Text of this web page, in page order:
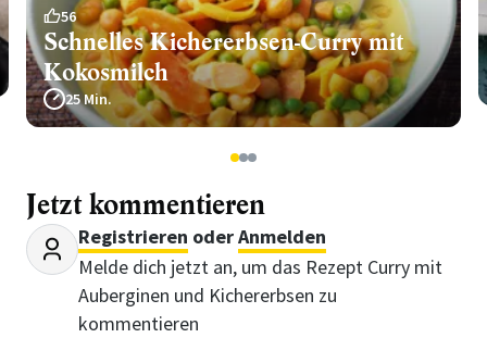
56
Schnelles Kichererbsen-Curry mit
Kokosmilch
25 Min.
123
Jetzt kommentieren
Registrieren oderAnmelden
Melde dich jetzt an, um das Rezept Curry mit
Auberginen und Kichererbsen zu
kommentieren